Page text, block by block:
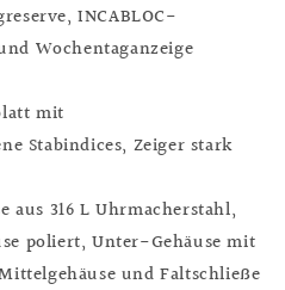
INCABLOC-
Wochentaganzeige
mit
Stabindices, Zeiger stark
aus 316 L Uhrmacherstahl,
poliert, Unter-Gehäuse mit
und Faltschließe